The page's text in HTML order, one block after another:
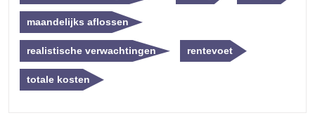
maandelijks aflossen
realistische verwachtingen rentevoet
totale kosten